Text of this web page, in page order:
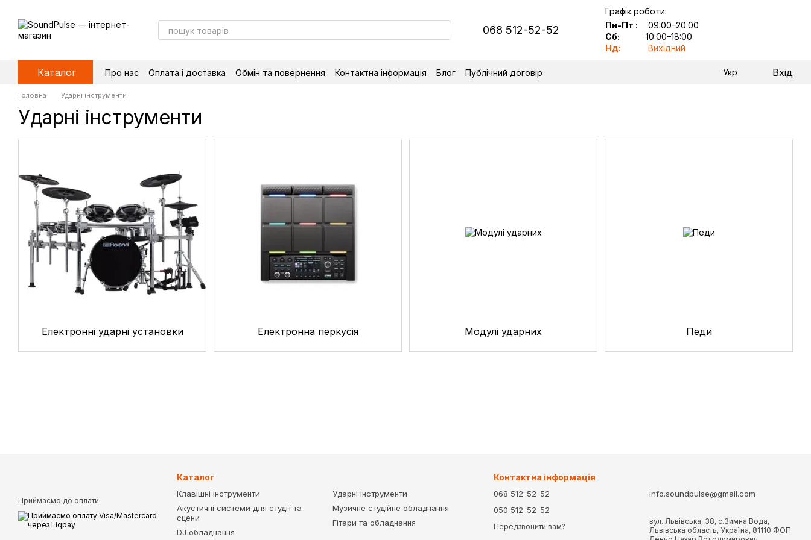
068 512-52-52
Графік роботи:
Пн-Пт :
09:00–20:00
Сб:
10:00–18:00
Нд:
Вихідний
Каталог Про нас Оплата і доставка Обмін та повернення Контактна інформація Блог Публічний договір Укр Вхід
Головна Ударні інструменти
Ударні інструменти
Електронні ударні установки Електронна перкусія Модулі ударних Педи
Приймаємо до оплати
Каталог
Клавішні інструменти
Акустичні системи для студії та
сцени
DJ обладнання
Ударні інструменти
Музичне студійне обладнання
Гітари та обладнання
Контактна інформація
068 512-52-52
050 512-52-52
Передзвонити вам?
info.soundpulse@gmail.com
вул. Львівська, 38, с.Зимна Вода,
Львівська область, Україна, 81110 ФОП